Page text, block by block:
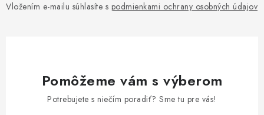
Vložením e-mailu súhlasíte s podmienkami ochrany osobných údajov
Pomôžeme vám s výberom
Potrebujete s niečím poradiť? Sme tu pre vás!